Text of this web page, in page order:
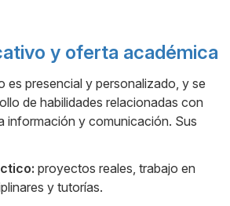
y oferta académica
es presencial y personalizado, y se
de habilidades relacionadas con
información y comunicación. Sus
proyectos reales, trabajo en
y tutorías.